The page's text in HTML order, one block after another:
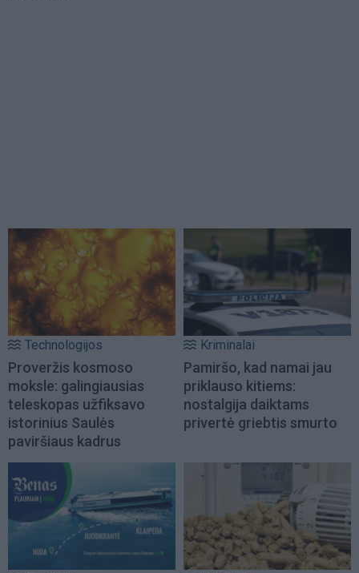
Technologijos
Proveržis kosmoso
moksle: galingiausias
teleskopas užfiksavo
istorinius Saulės
paviršiaus kadrus
Kriminalai
Pamiršo, kad namai jau
priklauso kitiems:
nostalgija daiktams
privertė griebtis smurto